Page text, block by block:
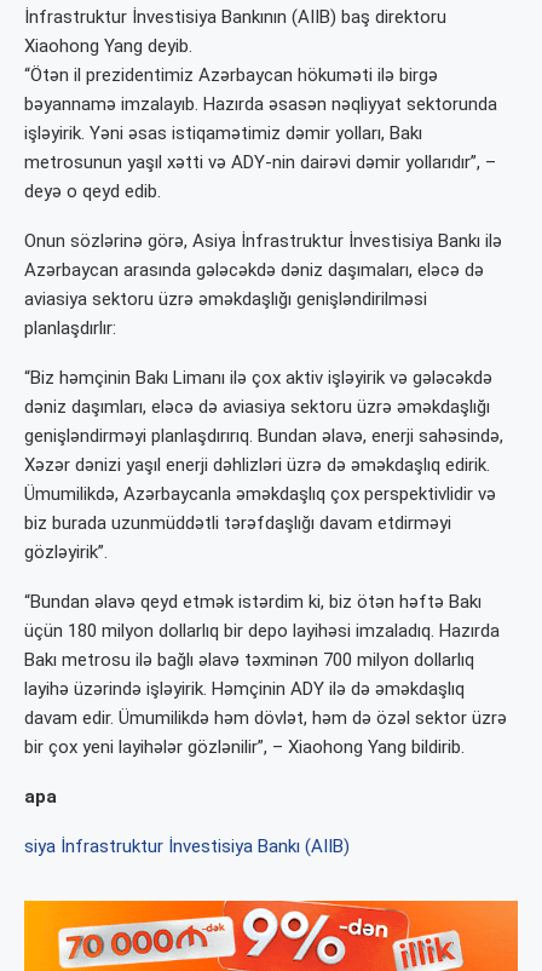
İnfrastruktur İnvestisiya Bankının (AIIB) baş direktoru
Xiaohong Yang deyib.
“Ötən il prezidentimiz Azərbaycan hökuməti ilə birgə
bəyannamə imzalayıb. Hazırda əsasən nəqliyyat sektorunda
işləyirik. Yəni əsas istiqamətimiz dəmir yolları, Bakı
metrosunun yaşıl xətti və ADY-nin dairəvi dəmir yollarıdır”, –
deyə o qeyd edib.
Onun sözlərinə görə, Asiya İnfrastruktur İnvestisiya Bankı ilə
Azərbaycan arasında gələcəkdə dəniz daşımaları, eləcə də
aviasiya sektoru üzrə əməkdaşlığı genişləndirilməsi
planlaşdırlır:
“Biz həmçinin Bakı Limanı ilə çox aktiv işləyirik və gələcəkdə
dəniz daşımları, eləcə də aviasiya sektoru üzrə əməkdaşlığı
genişləndirməyi planlaşdırırıq. Bundan əlavə, enerji sahəsində,
Xəzər dənizi yaşıl enerji dəhlizləri üzrə də əməkdaşlıq edirik.
Ümumilikdə, Azərbaycanla əməkdaşlıq çox perspektivlidir və
biz burada uzunmüddətli tərəfdaşlığı davam etdirməyi
gözləyirik”.
“Bundan əlavə qeyd etmək istərdim ki, biz ötən həftə Bakı
üçün 180 milyon dollarlıq bir depo layihəsi imzaladıq. Hazırda
Bakı metrosu ilə bağlı əlavə təxminən 700 milyon dollarlıq
layihə üzərində işləyirik. Həmçinin ADY ilə də əməkdaşlıq
davam edir. Ümumilikdə həm dövlət, həm də özəl sektor üzrə
bir çox yeni layihələr gözlənilir”, – Xiaohong Yang bildirib.
apa
siya İnfrastruktur İnvestisiya Bankı (AIIB)